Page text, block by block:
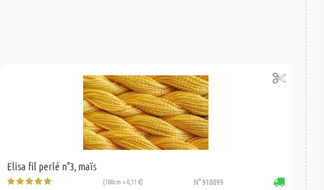
Elisa fil perlé n°3, maïs
(100cm = 0,11 €) N° 910099